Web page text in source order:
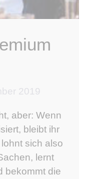
2019
aber: Wenn
bleibt ihr
sich also
lernt
bekommt die